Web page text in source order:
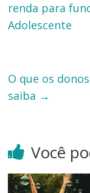
renda para
Adolescente
O que os
saiba →
Você